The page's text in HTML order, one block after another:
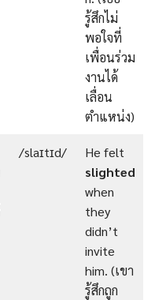
รู้สึกไม่
พอใจที่
เพื่อนร่วม
งานได้
เลื่อน
ตำแหน่ง)
/slaɪtɪd/
He felt
slighted
when
they
didn’t
invite
him. (เขา
รู้สึกถูก